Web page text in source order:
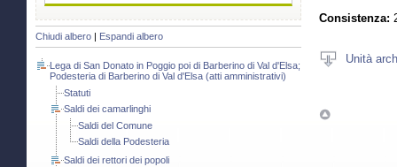
Chiudi albero Espandi albero
Lega di San Donato in Poggio poi di Barberino di Val d'Elsa;
Podesteria di Barberino di Val d'Elsa (atti amministrativi)
Statuti
Saldi dei camarlinghi
Saldi del Comune
Saldi della Podesteria
Saldi dei rettori dei popoli
Consistenza:
Unità